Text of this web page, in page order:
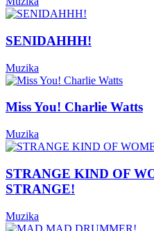
SENIDAHHH!
Muzika
Miss You! Charlie Watts
Muzika
STRANGE KIND OF
STRANGE!
Muzika